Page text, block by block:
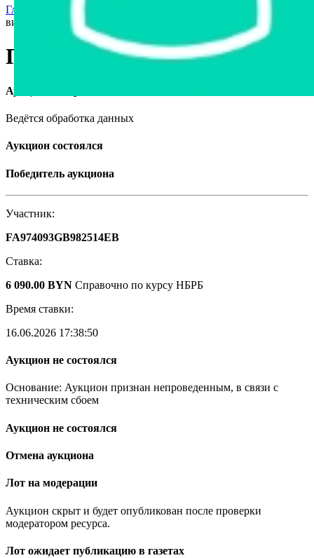
Главная страница
вилочный
Погрузчик вилочный
Аукцион завершён
Ведётся обработка данных
Аукцион состоялся
Победитель аукциона
Участник:
FA974093GB982514EB
Ставка:
6 090.00 BYN Справочно по курсу НБРБ
Время ставки:
16.06.2026 17:38:50
Аукцион не состоялся
Основание: Аукцион признан непроведенным, в связи с
техническим сбоем
Аукцион не состоялся
Отмена аукциона
Лот на модерации
Аукцион скрыт и будет опубликован после проверки
модератором ресурса.
Лот ожидает публикацию в газетах